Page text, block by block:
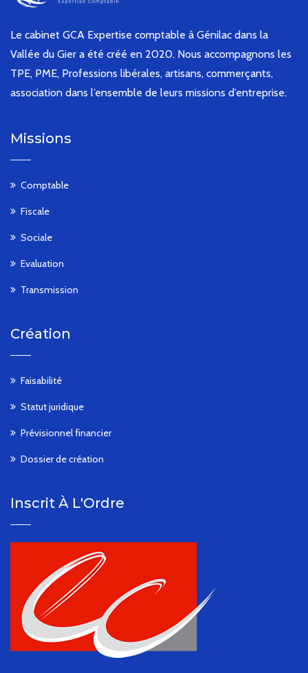
Le cabinet GCA Expertise comptable à Génilac dans la
Vallée du Gier a été créé en 2020. Nous accompagnons les
TPE, PME, Professions libérales, artisans, commerçants,
association dans l’ensemble de leurs missions d’entreprise.
Missions
Comptable
Fiscale
Sociale
Evaluation
Transmission
Création
Faisabilité
Statut juridique
Prévisionnel financier
Dossier de création
Inscrit À L'Ordre